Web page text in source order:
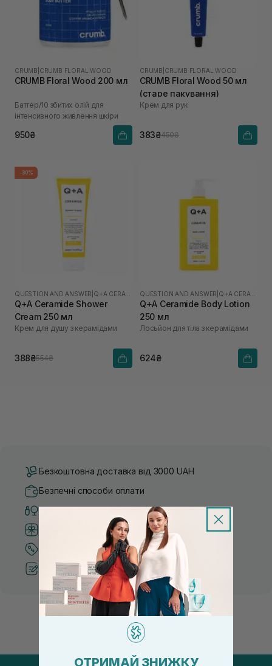
CRUMB CRUMB FLORAL WOOD
CRUMB Floral Wood 200 мл
Баттер/10 збитих олій для
інтенсивного живлення шкіри
950₴
CRUMB CRUMB FLORAL WOOD
CRUMB Floral Wood 50 мл
(старе пакування)
Крем для рук
383₴450₴
-30%
QUESTION AND ANSWER
Q+A Ceramide Shower
Cream 250 мл
Крем для душу з керамідами
388₴554₴
QUESTION AND ANSWER
Q+A Ceramide Body Lotion
250 мл
Лосьйон для тіла з керамідами
624₴
Безкоштовна доставка від 3000 UAH
Безпечні способи оплати
Тільки оригінальна косметика
Система бонусів та лояльності
Кращі ціни та топ товари
Рекомендації від косметологів
ОТРИМАЙ ЗНИЖКУ